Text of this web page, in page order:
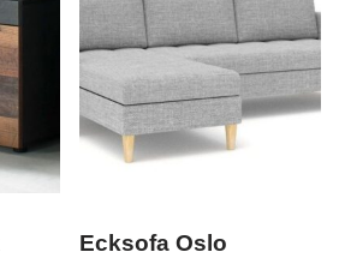
Ecksofa Oslo